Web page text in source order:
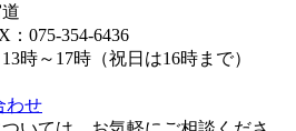
：075-354-6436
時～17時（祝日は16時まで）
わせ